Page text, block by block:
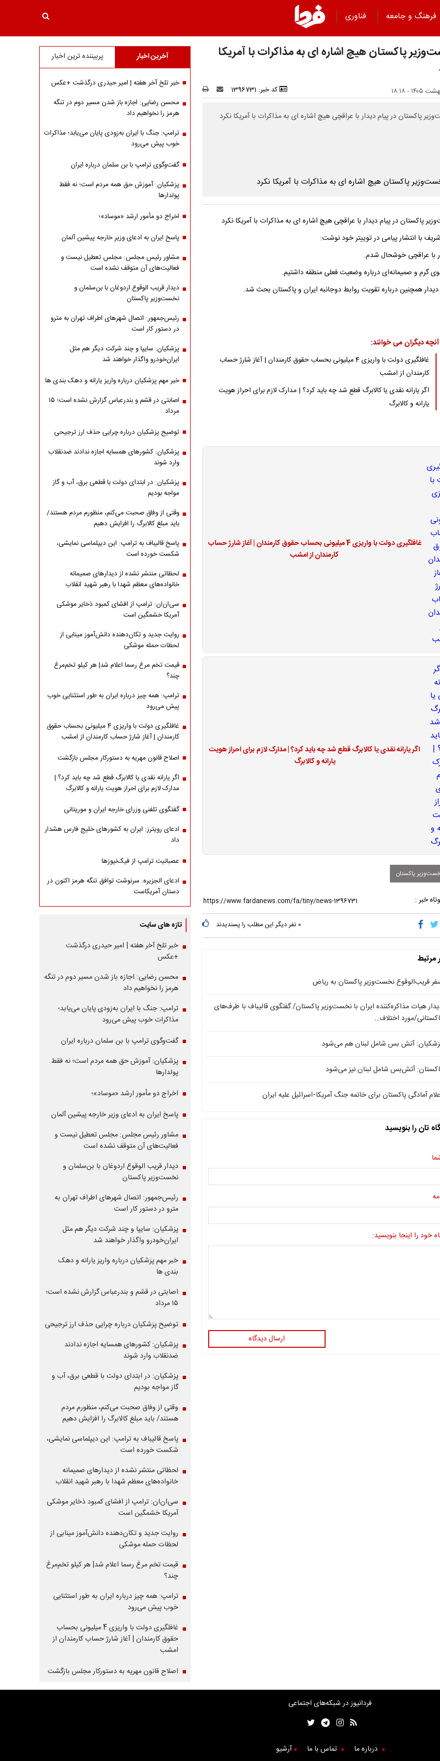
فرهنگ و جامعه فناوری
پاکستان هیچ اشاره ای به مذاکرات با آمریکا
کد خبر: 1396731
پاکستان در پیام دیدار با عراقچی هیچ اشاره ای به مذاکرات با آمریکا نکرد
پاکستان در پیام دیدار با عراقچی هیچ اشاره ای به مذاکرات با آمریکا نکرد
با انتشار پیامی در توییتر خود نوشت:
با عراقچی خوشحال شدم.
گرم و صمیمانه‌ای‌ درباره وضعیت فعلی منطقه داشتیم.
همچنین درباره تقویت روابط دوجانبه ایران و پاکستان بحث شد.
آنچه دیگران می خوانند:
غافلگیری دولت با واریزی 4 میلیونی بحساب حقوق کارمندان | آغاز شارژ حساب
کارمندان از امشب
اگر یارانه نقدی یا کالابرگ قطع شد چه باید کرد؟ | مدارک لازم برای احراز هویت
یارانه و کالابرگ
غافلگیری دولت با واریزی 4 میلیونی بحساب حقوق کارمندان | آغاز شارژ حساب
کارمندان از امشب
اگر یارانه نقدی یا کالابرگ قطع شد چه باید کرد؟ | مدارک لازم برای احراز هویت
یارانه و کالابرگ
پاکستان
خبر :
۰ نفر دیگر این مطلب را پسندیدند
مرتبط
قریب‌الوقوع نخست‌وزیر پاکستان به ریاض
هیات مذاکره‌کننده ایران با نخست‌وزیر پاکستان/ گفتگوی قالیباف با طرف‌های
مورد اختلاف…
آتش بس شامل لبنان هم می‌شود‌
آتش‌بس شامل لبنان نیز می‌شود
آمادگی پاکستان برای خاتمه جنگ آمریکا-اسرائیل علیه ایران
تان را بنویسید
خود را اینجا بنویسید:
ارسال دیدگاه
آخرین اخبار پربیننده ترین اخبار
خبر تلخ آخر هفته | امیر حیدری درگذشت +عکس
محسن رضایی: اجازه باز شدن مسیر دوم در تنگه
هرمز را نخواهیم داد
ترامپ: جنگ با ایران به‌زودی پایان می‌یابد؛ مذاکرات
خوب پیش می‌رود
گفت‌وگوی ترامپ با بن سلمان درباره ایران
پزشکیان: آموزش حق همه مردم است؛ نه فقط
پولدارها
اخراج دو مأمور ارشد «موساد»؛
پاسخ ایران به ادعای وزیر خارجه پیشین آلمان
مشاور رئیس مجلس: مجلس تعطیل نیست و
فعالیت‌های آن متوقف نشده است
دیدار قریب الوقوع اردوغان با بن‌سلمان و
نخست‌وزیر پاکستان
رئیس‌جمهور: اتصال شهرهای اطراف تهران به مترو
در دستور کار است
پزشکیان: سایپا و چند شرکت دیگر هم مثل
ایران‌خودرو واگذار خواهند شد
خبر مهم پزشکیان درباره واریز یارانه و دهک بندی ها
اصابتی در قشم و بندرعباس گزارش نشده است؛ ۱۵
مرداد
توضیح پزشکیان درباره چرایی حذف ارز ترجیحی
پزشکیان: کشورهای همسایه اجازه ندادند ضدنقلاب
وارد شوند
پزشکیان: در ابتدای دولت با قطعی برق، آب و گاز
مواجه بودیم
وقتی از وفاق صحبت می‌کنم، منظورم مردم هستند/
باید مبلغ کالابرگ را افزایش دهیم
پاسخ قالیباف به ترامپ: این دیپلماسی نمایشی،
شکست خورده است
لحظاتی منتشر نشده از دیدارهای صمیمانه
خانواده‌های معظم شهدا با رهبر شهید انقلاب
سی‌ان‌ان: ترامپ از افشای کمبود ذخایر موشکی
آمریکا خشمگین است
روایت جدید و تکان‌دهنده دانش‌آموز مینابی از
لحظات حمله موشکی
قیمت تخم مرغ رسما اعلام شد| هر کیلو تخم‌مرغ
چند؟
ترامپ: همه چیز درباره ایران به طور استثنایی خوب
پیش می‌رود
غافلگیری دولت با واریزی 4 میلیونی بحساب حقوق
کارمندان | آغاز شارژ حساب کارمندان از امشب
اصلاح قانون مهریه به دستورکار مجلس بازگشت
اگر یارانه نقدی یا کالابرگ قطع شد چه باید کرد؟ |
مدارک لازم برای احراز هویت یارانه و کالابرگ
گفتگوی تلفنی وزرای خارجه ایران و موریتانی
ادعای رویترز: ایران به کشورهای خلیج فارس هشدار
داد
عصبانیت ترامپ از فیک‌نیوزها
ادعای الجزیره: سرنوشت توافق تنگه هرمز اکنون در
دستان آمریکاست
تازه های سایت
خبر تلخ آخر هفته | امیر حیدری درگذشت
+عکس
محسن رضایی: اجازه باز شدن مسیر دوم در تنگه
هرمز را نخواهیم داد
ترامپ: جنگ با ایران به‌زودی پایان می‌یابد؛
مذاکرات خوب پیش می‌رود
گفت‌وگوی ترامپ با بن سلمان درباره ایران
پزشکیان: آموزش حق همه مردم است؛ نه فقط
پولدارها
اخراج دو مأمور ارشد «موساد»؛
پاسخ ایران به ادعای وزیر خارجه پیشین آلمان
مشاور رئیس مجلس: مجلس تعطیل نیست و
فعالیت‌های آن متوقف نشده است
دیدار قریب الوقوع اردوغان با بن‌سلمان و
نخست‌وزیر پاکستان
رئیس‌جمهور: اتصال شهرهای اطراف تهران به
مترو در دستور کار است
پزشکیان: سایپا و چند شرکت دیگر هم مثل
ایران‌خودرو واگذار خواهند شد
خبر مهم پزشکیان درباره واریز یارانه و دهک
بندی ها
اصابتی در قشم و بندرعباس گزارش نشده است؛
۱۵ مرداد
توضیح پزشکیان درباره چرایی حذف ارز ترجیحی
پزشکیان: کشورهای همسایه اجازه ندادند
ضدنقلاب وارد شوند
پزشکیان: در ابتدای دولت با قطعی برق، آب و
گاز مواجه بودیم
وقتی از وفاق صحبت می‌کنم، منظورم مردم
هستند/ باید مبلغ کالابرگ را افزایش دهیم
پاسخ قالیباف به ترامپ: این دیپلماسی نمایشی،
شکست خورده است
لحظاتی منتشر نشده از دیدارهای صمیمانه
خانواده‌های معظم شهدا با رهبر شهید انقلاب
سی‌ان‌ان: ترامپ از افشای کمبود ذخایر موشکی
آمریکا خشمگین است
روایت جدید و تکان‌دهنده دانش‌آموز مینابی از
لحظات حمله موشکی
قیمت تخم مرغ رسما اعلام شد| هر کیلو تخم‌مرغ
چند؟
ترامپ: همه چیز درباره ایران به طور استثنایی
خوب پیش می‌رود
غافلگیری دولت با واریزی 4 میلیونی بحساب
حقوق کارمندان | آغاز شارژ حساب کارمندان از
امشب
اصلاح قانون مهریه به دستورکار مجلس بازگشت
فردانیوز در شبکه‌های اجتماعی
درباره ما تماس با ما آرشیو